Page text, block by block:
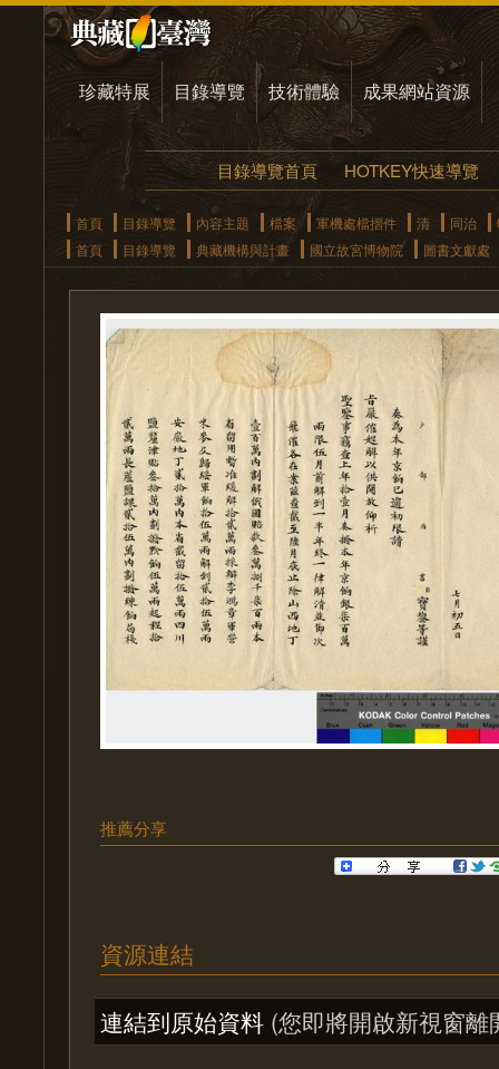
珍藏特展 目錄導覽 技術體驗 成果網站資源
目錄導覽首頁 HOTKEY快速導覽
首頁 目錄導覽 內容主題 檔案 軍機處檔摺件 清 同治
首頁
目錄導覽 典藏機構與計畫 國立故宮博物院 圖書文獻處
推薦分享
資源連結
連結到原始資料 (您即將開啟新視窗離